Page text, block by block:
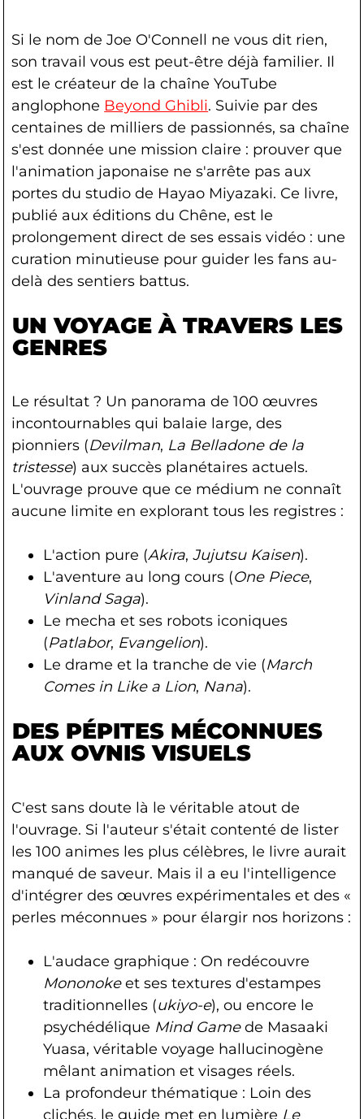
Si le nom de Joe O'Connell ne vous dit rien,
son travail vous est peut-être déjà familier. Il
est le créateur de la chaîne YouTube
anglophone Beyond Ghibli. Suivie par des
centaines de milliers de passionnés, sa chaîne
s'est donnée une mission claire : prouver que
l'animation japonaise ne s'arrête pas aux
portes du studio de Hayao Miyazaki. Ce livre,
publié aux éditions du Chêne, est le
prolongement direct de ses essais vidéo : une
curation minutieuse pour guider les fans au-
delà des sentiers battus.
UN VOYAGE À TRAVERS LES
GENRES
Le résultat ? Un panorama de 100 œuvres
incontournables qui balaie large, des
pionniers (Devilman, La Belladone de la
tristesse) aux succès planétaires actuels.
L'ouvrage prouve que ce médium ne connaît
aucune limite en explorant tous les registres :
L'action pure (Akira,Jujutsu Kaisen).
L'aventure au long cours (One Piece,
Vinland Saga).
Le mecha et ses robots iconiques
(Patlabor, Evangelion).
Le drame et la tranche de vie (March
Comes in Like a Lion, Nana).
DES PÉPITES MÉCONNUES
AUX OVNIS VISUELS
C'est sans doute là le véritable atout de
l'ouvrage. Si l'auteur s'était contenté de lister
les 100 animes les plus célèbres, le livre aurait
manqué de saveur. Mais il a eu l'intelligence
d'intégrer des œuvres expérimentales et des «
perles méconnues » pour élargir nos horizons :
L'audace graphique : On redécouvre
Mononokeet ses textures d'estampes
traditionnelles (ukiyo-e), ou encore le
psychédélique Mind Gamede Masaaki
Yuasa, véritable voyage hallucinogène
mêlant animation et visages réels.
La profondeur thématique : Loin des
clichés, le guide met en lumière Le